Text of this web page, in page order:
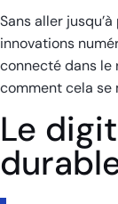
Sans aller
innovations
connecté dans le
comment cela se
Le